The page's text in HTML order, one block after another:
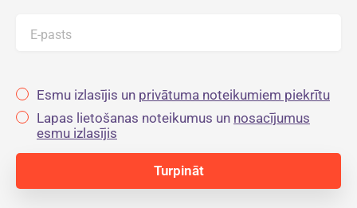
E-pasts
Esmu izlasījis un privātuma noteikumiem piekrītu
Lapas lietošanas noteikumus un nosacījumus
esmu izlasījis